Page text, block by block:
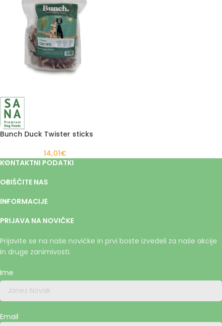
Bunch Duck Twister sticks
14,01€
KONTAKTNI PODATKI
OBIŠČITE NAS
INFORMACIJE
PRIJAVA NA NOVIČKE
Prijavite se na naše novičke in prvi boste izvedeli za naše akcije
in druge zanimivosti.
Ime
Email